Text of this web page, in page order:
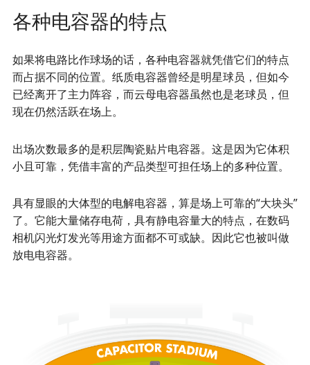
各种电容器的特点
如果将电路比作球场的话，各种电容器就凭借它们的特点
而占据不同的位置。纸质电容器曾经是明星球员，但如今
已经离开了主力阵容，而云母电容器虽然也是老球员，但
现在仍然活跃在场上。
出场次数最多的是积层陶瓷贴片电容器。这是因为它体积
小且可靠，凭借丰富的产品类型可担任场上的多种位置。
具有显眼的大体型的电解电容器，算是场上可靠的“大块头”
了。它能大量储存电荷，具有静电容量大的特点，在数码
相机闪光灯发光等用途方面都不可或缺。因此它也被叫做
放电电容器。